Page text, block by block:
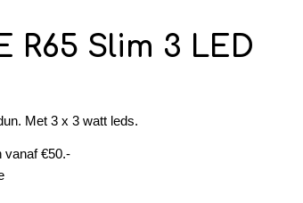
R65 Slim 3 LED
Met 3 x 3 watt leds.
€50.-